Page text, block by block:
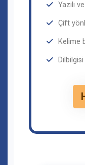
Yazılı
Çift
Kelime